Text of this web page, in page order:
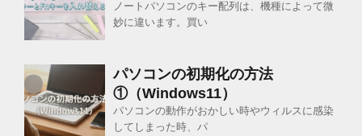
ノートパソコンのキー配列は、機種によって微
妙に違います。買い
パソコンの初期化の方法
①（Windows11）
パソコンの動作がおかしい時やウィルスに感染
してしまった時、パ